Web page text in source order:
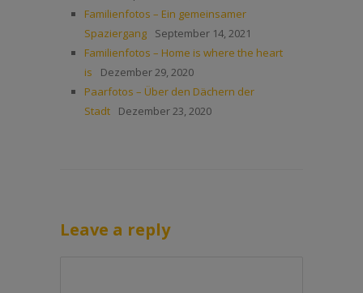
Familienfotos – Ein gemeinsamer
Spaziergang
September 14, 2021
Familienfotos – Home is where the heart
is
Dezember 29, 2020
Paarfotos – Über den Dächern der
Stadt
Dezember 23, 2020
Leave a reply